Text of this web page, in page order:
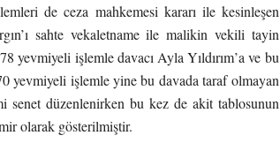
de ceza mahkemesi kararı ile kesinleşen
sahte vekaletname ile malikin vekili tayin
yevmiyeli işlemle davacı Ayla Yıldırım’a ve bu
yevmiyeli işlemle yine bu davada taraf olmayan
senet düzenlenirken bu kez de akit tablosunun
olarak gösterilmiştir.